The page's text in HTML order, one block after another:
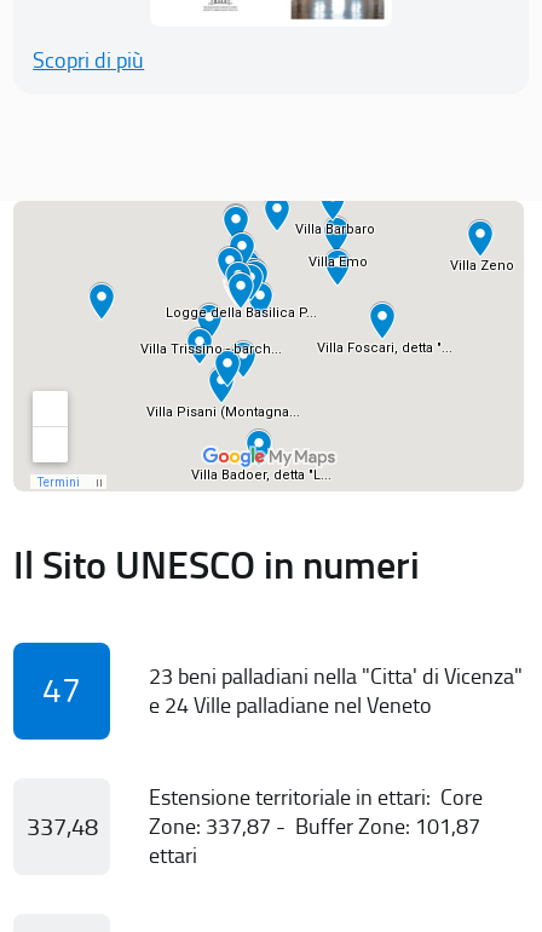
Scopri di più
Il Sito UNESCO in numeri
47
23 beni palladiani nella "Citta' di Vicenza"
e 24 Ville palladiane nel Veneto
337,48
Estensione territoriale in ettari: Core
Zone: 337,87 - Buffer Zone: 101,87
ettari